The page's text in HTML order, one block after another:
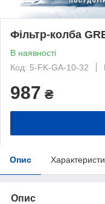
Фільтр-колба
В наявності
Код: 5-FK-GA-10-32
987 ₴
Опис
Опис